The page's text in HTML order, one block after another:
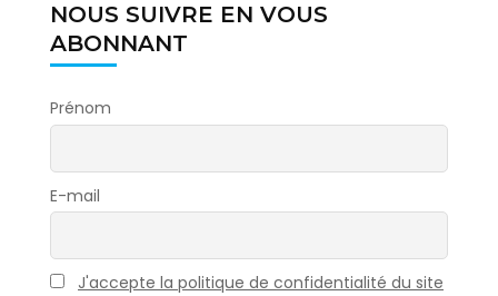
NOUS SUIVRE EN VOUS
ABONNANT
Prénom
E-mail
J'accepte la politique de confidentialité du site